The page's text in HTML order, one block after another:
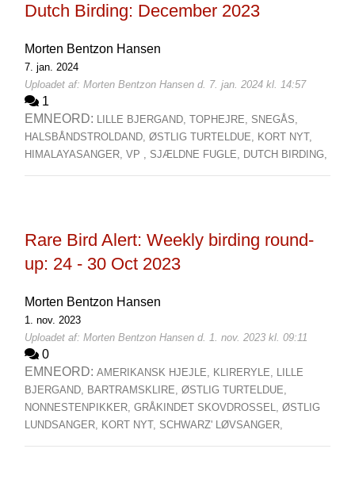
Dutch Birding: December 2023
Morten Bentzon Hansen
7. jan. 2024
Uploadet af: Morten Bentzon Hansen d. 7. jan. 2024 kl. 14:57
1
EMNEORD: LILLE BJERGAND, TOPHEJRE, SNEGÅS,
HALSBÅNDSTROLDAND, ØSTLIG TURTELDUE, KORT NYT,
HIMALAYASANGER, VP , SJÆLDNE FUGLE, DUTCH BIRDING,
Rare Bird Alert: Weekly birding round-
up: 24 - 30 Oct 2023
Morten Bentzon Hansen
1. nov. 2023
Uploadet af: Morten Bentzon Hansen d. 1. nov. 2023 kl. 09:11
0
EMNEORD: AMERIKANSK HJEJLE, KLIRERYLE, LILLE
BJERGAND, BARTRAMSKLIRE, ØSTLIG TURTELDUE,
NONNESTENPIKKER, GRÅKINDET SKOVDROSSEL, ØSTLIG
LUNDSANGER, KORT NYT, SCHWARZ' LØVSANGER,